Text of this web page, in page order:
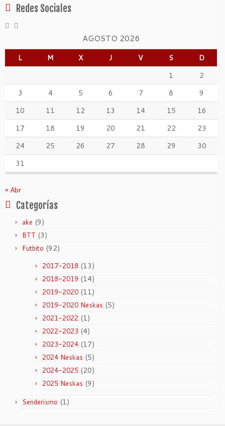
Redes Sociales
AGOSTO 2026
L M X J V S
D
1
2
3
4 5 6 7 8
9
10
11 12 13 14 15
16
17
18 19 20 21 22
23
24
25 26 27 28 29
30
31
« Abr
Categorías
ake (9)
BTT (3)
Futbito (92)
2017-2018 (13)
2018-2019 (14)
2019-2020 (11)
2019-2020 Neskas (5)
2021-2022 (1)
2022-2023 (4)
2023-2024 (17)
2024 Neskas (5)
2024-2025 (20)
2025 Neskas (9)
Senderismo (1)